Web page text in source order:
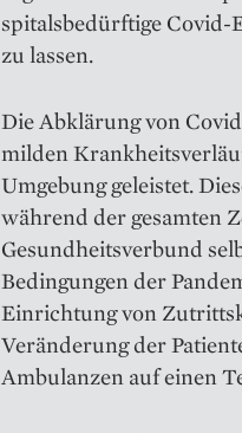
spitalsbedürftige
zu lassen.
Die Abklärung von
milden
Umgebung geleistet.
während der gesamten
Gesundheitsverbund
Bedingungen der
Einrichtung von
Veränderung der
Ambulanzen auf einen